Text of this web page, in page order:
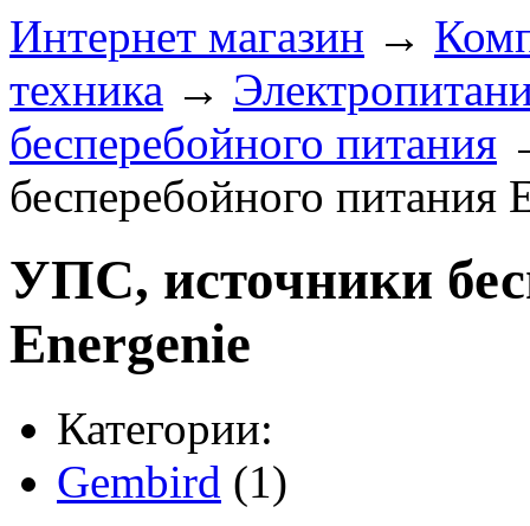
Интернет магазин →
техника →
бесперебойного питания
бесперебойного питания
УПС, источники
Energenie
Категории:
Gembird (1)